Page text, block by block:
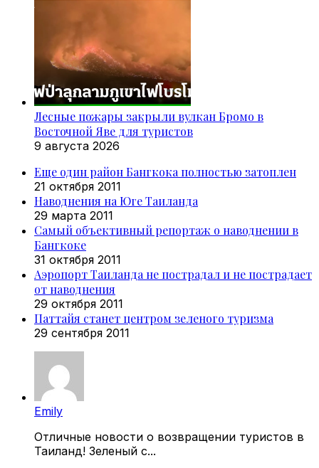
Лесные пожары закрыли вулкан Бромо в
Восточной Яве для туристов
9 августа 2026
Еще один район Бангкока полностью затоплен
21 октября 2011
Наводнения на Юге Таиланда
29 марта 2011
Самый объективный репортаж о наводнении в
Бангкоке
31 октября 2011
Аэропорт Таиланда не пострадал и не пострадает
от наводнения
29 октября 2011
Паттайя станет центром зеленого туризма
29 сентября 2011
Emily
Отличные новости о возвращении туристов в
Таиланд! Зеленый с...